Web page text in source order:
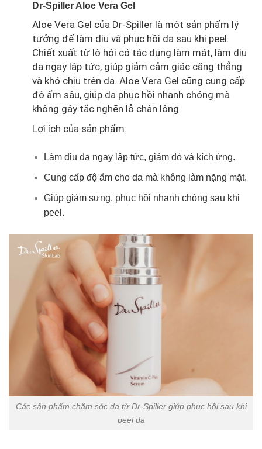
Dr-Spiller Aloe Vera Gel
Aloe Vera Gel của Dr-Spiller là một sản phẩm lý
tưởng để làm dịu và phục hồi da sau khi peel.
Chiết xuất từ lô hội có tác dụng làm mát, làm dịu
da ngay lập tức, giúp giảm cảm giác căng thẳng
và khó chịu trên da. Aloe Vera Gel cũng cung cấp
độ ẩm sâu, giúp da phục hồi nhanh chóng mà
không gây tắc nghẽn lỗ chân lông.
Lợi ích của sản phẩm:
Làm dịu da ngay lập tức, giảm đỏ và kích ứng.
Cung cấp độ ẩm cho da mà không làm nặng mặt.
Giúp giảm sưng, phục hồi nhanh chóng sau khi
peel.
Các sản phẩm chăm sóc da từ Dr-Spiller giúp phục hồi sau khi
peel da